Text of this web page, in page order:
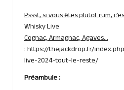
Pssst, si vous êtes plutot rum,
Whisky Live
Cognac, Armagnac, Agaves…
:https://thejackdrop.fr/
live-2024-tout-le-reste/
Préambule :